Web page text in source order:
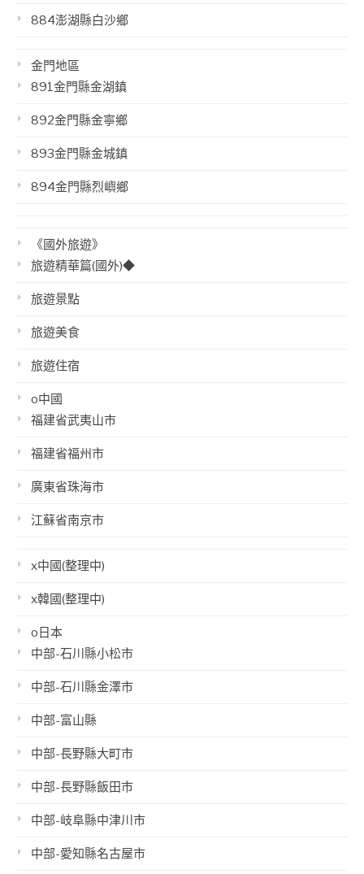
884澎湖縣白沙鄉
金門地區
891金門縣金湖鎮
892金門縣金寧鄉
893金門縣金城鎮
894金門縣烈嶼鄉
《國外旅遊》
旅遊精華篇(國外)◆
旅遊景點
旅遊美食
旅遊住宿
o中國
福建省武夷山市
福建省福州市
廣東省珠海市
江蘇省南京市
x中國(整理中)
x韓國(整理中)
o日本
中部-石川縣小松市
中部-石川縣金澤市
中部-富山縣
中部-長野縣大町市
中部-長野縣飯田市
中部-岐阜縣中津川市
中部-愛知縣名古屋市